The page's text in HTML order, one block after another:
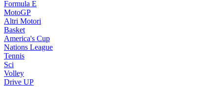
Formula E
MotoGP
Altri Motori
Basket
America's Cup
Nations League
Tennis
Sci
Volley
Drive UP